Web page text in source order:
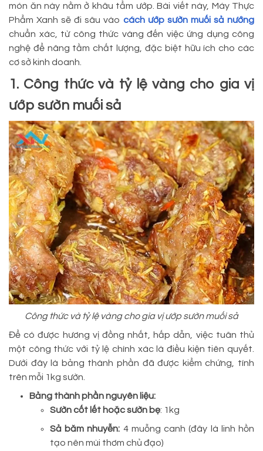
món ăn này nằm ở khâu tẩm ướp. Bài viết này, Máy Thực
Phẩm Xanh sẽ đi sâu vào cách ướp sườn muối sả nướng
chuẩn xác, từ công thức vàng đến việc ứng dụng công
nghệ để nâng tầm chất lượng, đặc biệt hữu ích cho các
cơ sở kinh doanh.
1. Công thức và tỷ lệ vàng cho gia vị
ướp sườn muối sả
Công thức và tỷ lệ vàng cho gia vị ướp sườn muối sả
Để có được hương vị đồng nhất, hấp dẫn, việc tuân thủ
một công thức với tỷ lệ chính xác là điều kiện tiên quyết.
Dưới đây là bảng thành phần đã được kiểm chứng, tính
trên mỗi 1kg sườn.
Bảng thành phần nguyên liệu:
Sườn cốt lết hoặc sườn bẹ: 1kg
Sả băm nhuyễn: 4 muỗng canh (đây là linh hồn
tạo nên mùi thơm chủ đạo)